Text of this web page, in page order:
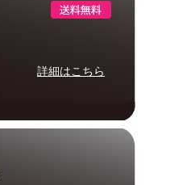
詳細はこちら